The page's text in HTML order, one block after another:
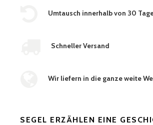
Umtausch innerhalb von 30
Schneller Versand
Wir liefern in die ganze weite
SEGEL ERZÄHLEN EINE